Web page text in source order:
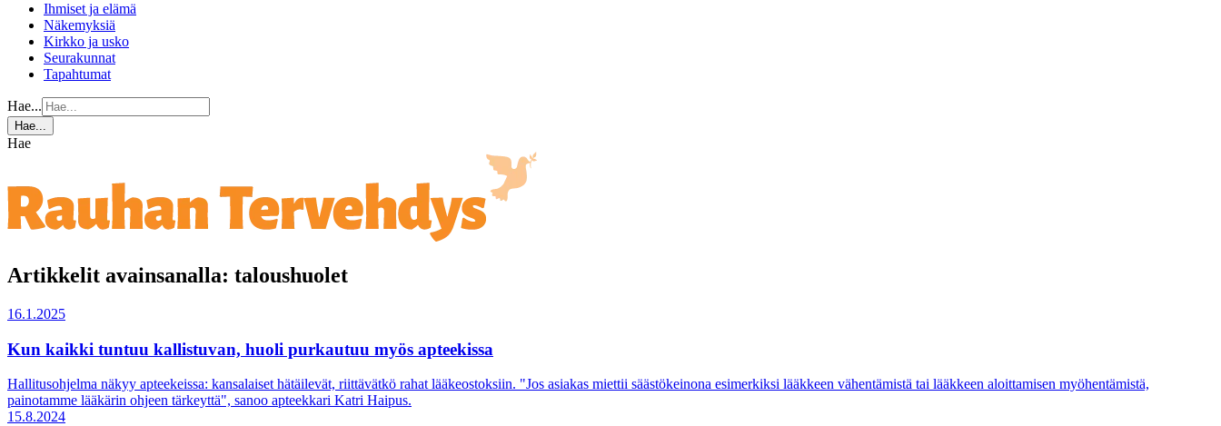
Ihmiset ja elämä
Näkemyksiä
Kirkko ja usko
Seurakunnat
Tapahtumat
Hae...
Hae...
Hae
Artikkelit avainsanalla: taloushuolet
16.1.2025
Kun kaikki tuntuu kallistuvan, huoli purkautuu myös apteekissa
Hallitusohjelma näkyy apteekeissa: kansalaiset hätäilevät, riittävätkö rahat lääkeostoksiin. "Jos asiakas miettii säästökeinona esimerkiksi lääkkeen vähentämistä tai lääkkeen aloittamisen myöhentämistä,
painotamme lääkärin ohjeen tärkeyttä", sanoo apteekkari Katri Haipus.
15.8.2024